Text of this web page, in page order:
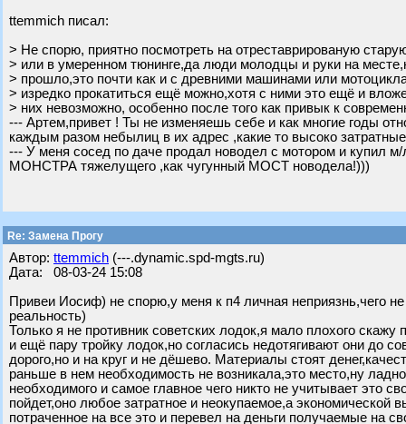
ttemmich писал:
> Не спорю, приятно посмотреть на отреставрированую
> или в умеренном тюнинге,да люди молодцы и руки на
> прошло,это почти как и с древними машинами или
> изредко прокатиться ещё можно,хотя с ними это ещё и
> них невозможно, особенно после того как привык к
--- Артем,привет ! Ты не изменяешь себе и как многие годы
каждым разом небылиц в их адрес ,какие то высоко
--- У меня сосед по даче продал новодел с мотором и купил
МОНСТРА тяжелущего ,как чугунный МОСТ новодела!)))
Re: Замена Прогу
Автор: ttemmich (---.dynamic.spd-mgts.ru)
Дата: 08-03-24 15:08
Привеи Иосиф) не спорю,у меня к п4 личная неприязнь,чего
реальность)
Только я не противник советских лодок,я мало плохого скажу
и ещё пару тройку лодок,но согласись недотягивают они до
дорого,но и на круг и не дёшево. Материалы стоят
раньше в нем необходимость не возникала,это место,ну
необходимого и самое главное чего никто не учитывает это
пойдет,оно любое затратное и неокупаемое,а экономической
потраченное на все это и перевел на деньги получаемые на